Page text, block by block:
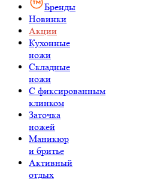
Бренды
Новинки
Акции
Кухонные
ножи
Складные
ножи
C фиксированным
клинком
Заточка
ножей
Маникюр
и бритье
Активный
отдых